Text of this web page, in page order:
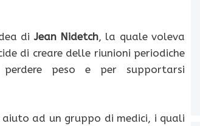
diJean Nidetch, la quale voleva
di creare delle riunioni periodiche
peso e per supportarsi
aiuto ad un gruppo di medici, i quali